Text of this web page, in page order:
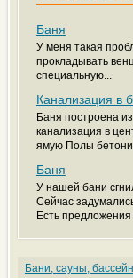
Баня
У меня такая
прокладывать
специальную...
Канализация в
Баня построена
канализация в
ямую Полы
Баня
У нашей бани
Сейчас
Есть
Бани, сауны,